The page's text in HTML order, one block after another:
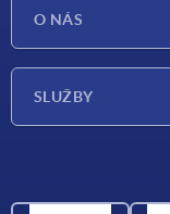
O NÁS
SLUŽBY